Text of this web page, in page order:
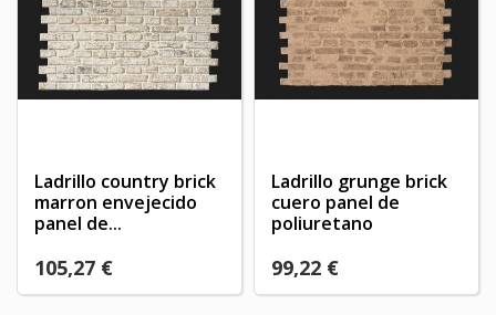
Ladrillo country brick
marron envejecido
panel de...
105,27 €
Ladrillo grunge brick
cuero panel de
poliuretano
99,22 €